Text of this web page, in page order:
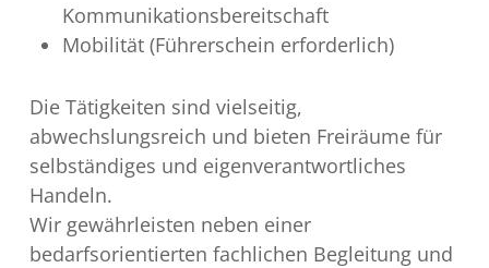
Kommunikationsbereitschaft
Mobilität (Führerschein erforderlich)
Die Tätigkeiten sind vielseitig,
abwechslungsreich und bieten Freiräume für
selbständiges und eigenverantwortliches
Handeln.
Wir gewährleisten neben einer
bedarfsorientierten fachlichen Begleitung und